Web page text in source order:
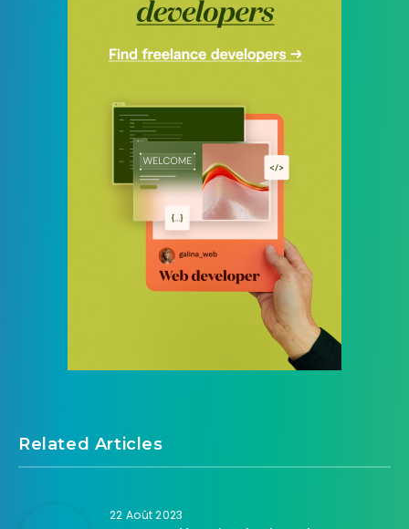
Related Articles
22 Août 2023